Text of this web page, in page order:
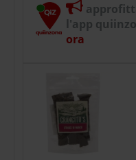
l'app
ora